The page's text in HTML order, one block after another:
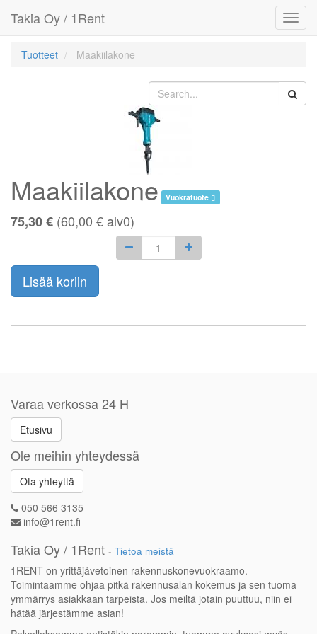
Takia Oy / 1Rent
Tuotteet Maakiilakone
Maakiilakone Vuokratuote
75,30 € (60,00 €alv0)
Lisää koriin
Varaa verkossa 24 H
Etusivu
Ole meihin yhteydessä
Ota yhteyttä
050 566 3135
info@1rent.fi
Takia Oy / 1Rent - Tietoa meistä
1RENT on yrittäjävetoinen rakennuskonevuokraamo.
Toimintaamme ohjaa pitkä rakennusalan kokemus ja sen tuoma
ymmärrys asiakkaan tarpeista. Jos meiltä jotain puuttuu, niin ei
hätää järjestämme asian!